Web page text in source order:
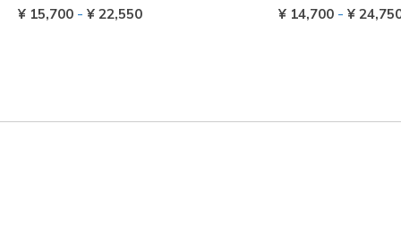
¥ 15,700 - ¥ 22,550 ¥ 14,700 - ¥